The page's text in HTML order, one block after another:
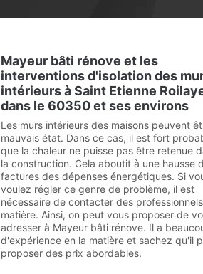
Mayeur bâti rénove et les
interventions d'isolation des
intérieurs à Saint Etienne
dans le 60350 et ses environs
Les murs intérieurs des maisons peuvent
mauvais état. Dans ce cas, il est fort
que la chaleur ne puisse pas être retenue
la construction. Cela aboutit à une hausse
factures des dépenses énergétiques. Si
voulez régler ce genre de problème, il est
nécessaire de contacter des
matière. Ainsi, on peut vous proposer de
adresser à Mayeur bâti rénove. Il a
d'expérience en la matière et sachez qu'il
proposer des prix abordables.